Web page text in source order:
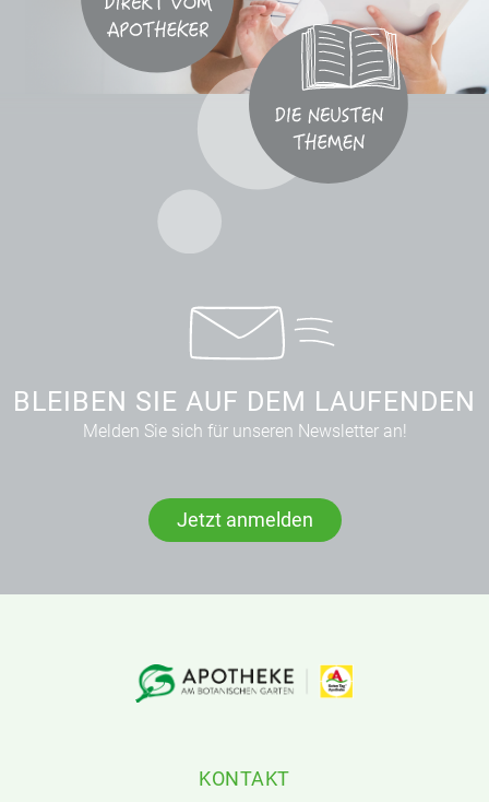
BLEIBEN SIE AUF DEM LAUFENDEN
Melden Sie sich für unseren Newsletter an!
Jetzt anmelden
KONTAKT